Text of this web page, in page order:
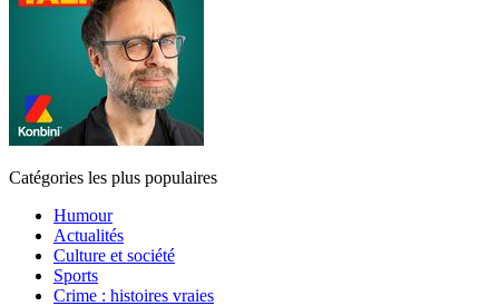
Catégories les plus populaires
Humour
Actualités
Culture et société
Sports
Crime : histoires vraies